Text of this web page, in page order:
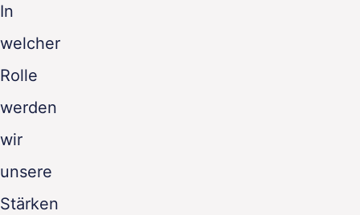
In
welcher
Rolle
werden
wir
unsere
Stärken